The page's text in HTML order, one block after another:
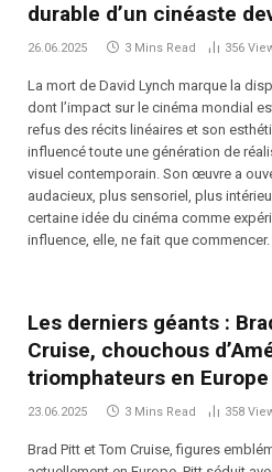
durable d’un cinéaste
26.06.2025 3 Mins Read 356
La mort de David Lynch marque la
dont l’impact sur le cinéma mondial
refus des récits linéaires et son
influencé toute une génération de
visuel contemporain. Son œuvre a
audacieux, plus sensoriel, plus
certaine idée du cinéma comme
influence, elle, ne fait que commencer.
Les derniers géants :
Cruise, chouchous
triomphateurs en Europe
23.06.2025 3 Mins Read 358
Brad Pitt et Tom Cruise, figures